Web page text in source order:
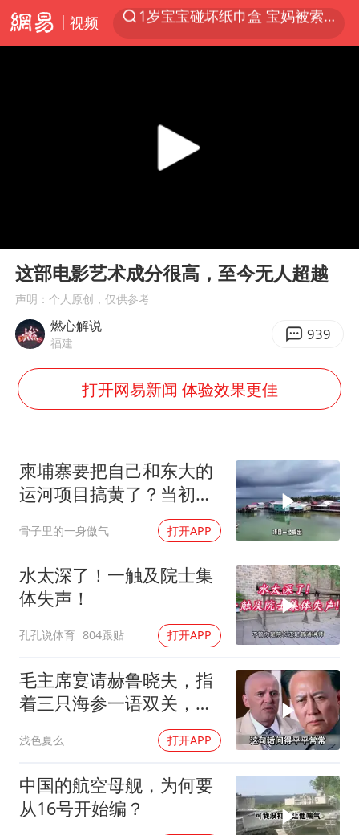
视频
以“新”破局 首发经济点亮城市消费活力
阿根廷足协发文力挺因凡蒂诺
中国稀土盘中涨停
日韩股市高开跳水 SK海力士下挫转跌
台风白海豚最新路径研判来了
OpenAI为免费用户升级GPT-5.6 Luna
粉笔发布“自曝式”公开信
我国编制完成新版全月地质图
现代版摸金校尉落网查获400多枚古币
毛宁转发梯田音乐会视频海外网友赞叹
奋进开新局 实干挑大梁
Play
这部电影艺术成分很高，至今无人超越
声明：个人原创，仅供参考
燃心解说
福建 939
打开网易新闻 体验效果更佳
柬埔寨要把自己和东大的
运河项目搞黄了？当初可
骨子里的一身傲气 打开APP
水太深了！一触及院士集
体失声！
孔孔说体育 804跟贴 打开APP
毛主席宴请赫鲁晓夫，指
着三只海参一语双关，赫
浅色夏么 打开APP
中国的航空母舰，为何要
从16号开始编？